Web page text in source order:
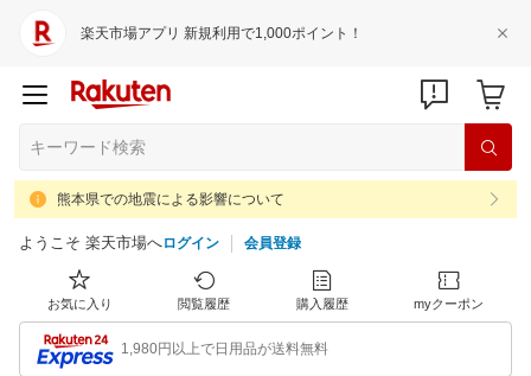
楽天市場アプリ 新規利用で1,000ポイント！
熊本県での地震による影響について
ようこそ 楽天市場へログイン 会員登録
お気に入り 閲覧履歴 購入履歴 myクーポン
1,980円以上で日用品が送料無料